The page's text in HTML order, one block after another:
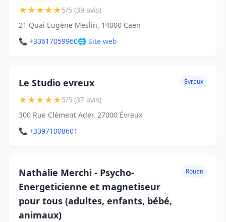
★★★★★5/5 (39 avis)
21 Quai Eugène Meslin, 14000 Caen
📞 +33617059960🌐 Site web
Le Studio evreux Évreux
★★★★★5/5 (37 avis)
300 Rue Clément Ader, 27000 Évreux
📞 +33971008601
Nathalie Merchi - Psycho-
Energeticienne et magnetiseur
pour tous (adultes, enfants, bébé,
animaux)
Rouen